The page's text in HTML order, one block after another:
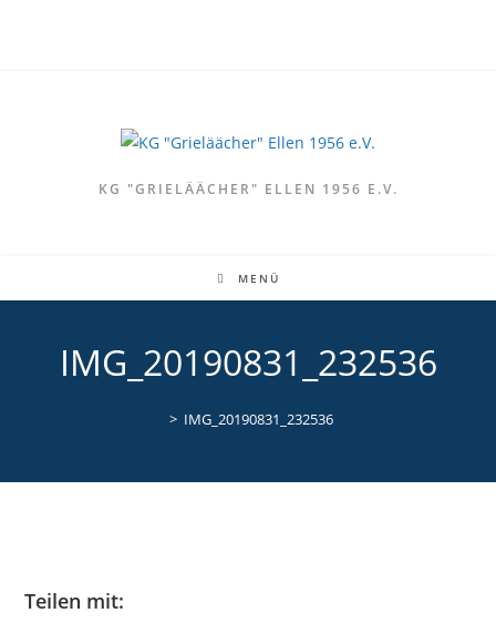
KG "GRIELÄÄCHER" ELLEN 1956 E.V.
MENÜ
IMG_20190831_232536
> IMG_20190831_232536
Teilen mit: